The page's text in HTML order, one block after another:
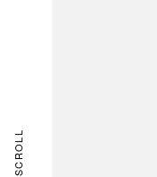
SCROLL